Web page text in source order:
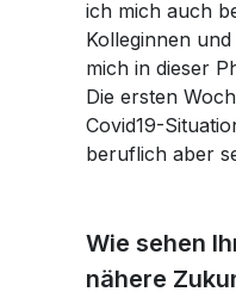
ich mich auch
Kolleginnen
mich in dieser
Die ersten
Covid19-
beruflich aber
Wie sehen
nähere